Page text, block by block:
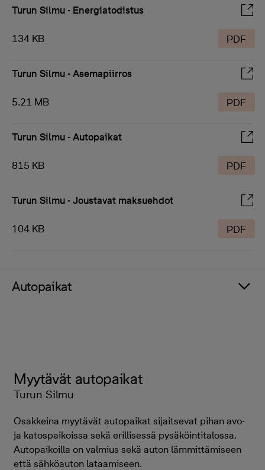
Turun Silmu - Energiatodistus
134 KB PDF
Turun Silmu - Asemapiirros
5.21 MB PDF
Turun Silmu - Autopaikat
815 KB PDF
Turun Silmu - Joustavat maksuehdot
104 KB PDF
Autopaikat
Myytävät autopaikat
Turun Silmu
Osakkeina myytävät autopaikat sijaitsevat pihan avo-
ja katospaikoissa sekä erillisessä pysäköintitalossa.
Autopaikoilla on valmius sekä auton lämmittämiseen
että sähköauton lataamiseen.